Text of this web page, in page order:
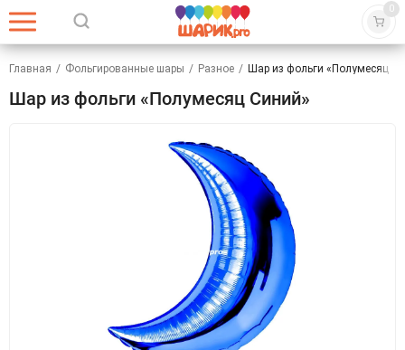
0
Главная / Фольгированные шары / Разное / Шар из фольги «Полумесяц
Шар из фольги «Полумесяц Синий»